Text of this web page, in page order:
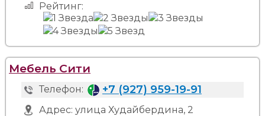
Рейтинг:
Мебель Сити
Телефон: +7 (927) 959-19-91
Адрес: улица Худайбердина, 2